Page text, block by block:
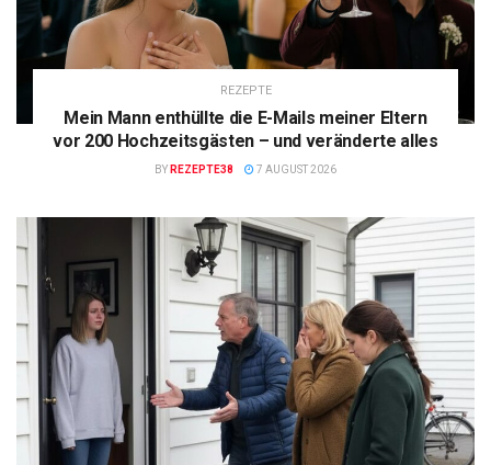
REZEPTE
Mein Mann enthüllte die E-Mails meiner Eltern
vor 200 Hochzeitsgästen – und veränderte alles
BY REZEPTE38 7 AUGUST 2026